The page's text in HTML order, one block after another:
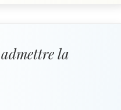
la